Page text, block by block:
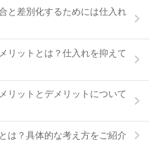
と差別化するためには仕入れ
リットとは？仕入れを抑えて
リットとデメリットについて
は？具体的な考え方をご紹介